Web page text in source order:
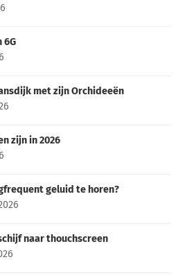
6G
met zijn Orchideeën
zijn in 2026
geluid te horen?
naar thouchscreen